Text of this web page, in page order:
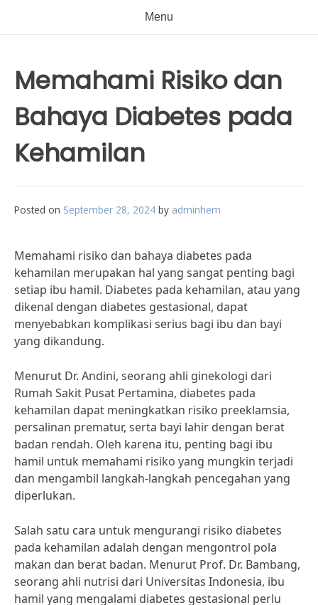
Menu
Memahami Risiko dan
Bahaya Diabetes pada
Kehamilan
Posted on September 28, 2024 by adminhem
Memahami risiko dan bahaya diabetes pada
kehamilan merupakan hal yang sangat penting bagi
setiap ibu hamil. Diabetes pada kehamilan, atau yang
dikenal dengan diabetes gestasional, dapat
menyebabkan komplikasi serius bagi ibu dan bayi
yang dikandung.
Menurut Dr. Andini, seorang ahli ginekologi dari
Rumah Sakit Pusat Pertamina, diabetes pada
kehamilan dapat meningkatkan risiko preeklamsia,
persalinan prematur, serta bayi lahir dengan berat
badan rendah. Oleh karena itu, penting bagi ibu
hamil untuk memahami risiko yang mungkin terjadi
dan mengambil langkah-langkah pencegahan yang
diperlukan.
Salah satu cara untuk mengurangi risiko diabetes
pada kehamilan adalah dengan mengontrol pola
makan dan berat badan. Menurut Prof. Dr. Bambang,
seorang ahli nutrisi dari Universitas Indonesia, ibu
hamil yang mengalami diabetes gestasional perlu